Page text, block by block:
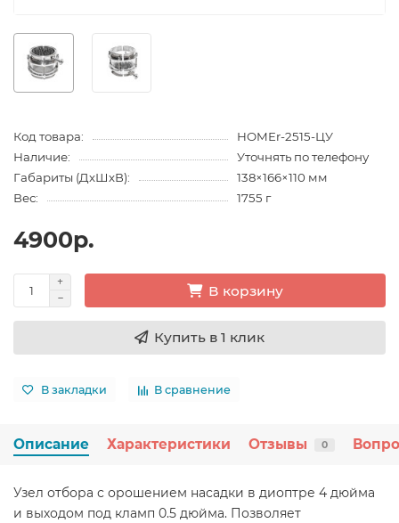
Код товара:
HOMEr-2515-ЦУ
Наличие:
Уточнять по телефону
Габариты (ДхШхВ):
138×166×110 мм
Вес:
1755 г
4900р.
В корзину
Купить в 1 клик
В закладки В сравнение
Описание Характеристики Отзывы 0
Узел отбора с орошением насадки в диоптре 4 дюйма
и выходом под кламп 0.5 дюйма. Позволяет